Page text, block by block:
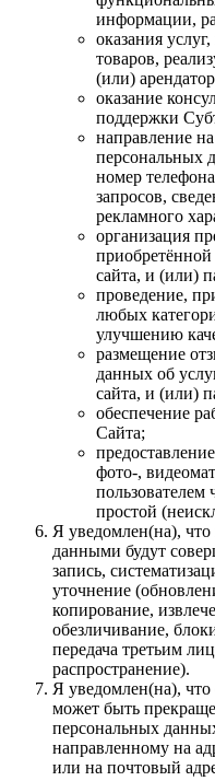
информации,
оказания
товаров,
(или)
оказание
поддержки
направление
персональных
номер
запросов,
рекламного
организация
сайта, и (или)
проведение,
любых
улучшению
размещение
данных об
сайта, и (или)
обеспечение
Сайта;
фото-,
пользователем
простой
Я уведомлен(на),
данными будут
запись,
уточнение
копирование,
обезличивание,
передача третьим
распространение).
Я уведомлен(на),
может быть
персональных
направленному на
или на почтовый